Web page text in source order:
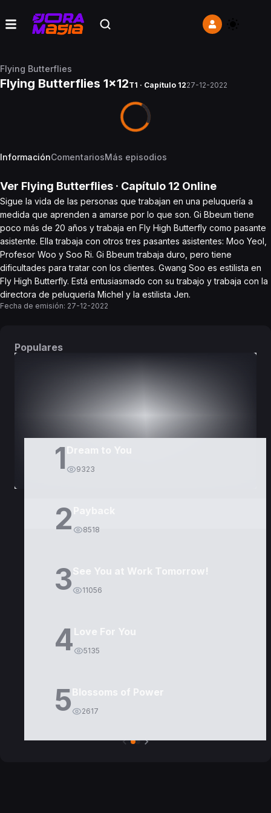
Flying Butterflies
Flying Butterflies 1x12T1 · Capítulo 1227-12-2022
InformaciónComentariosMás episodios
Ver Flying Butterflies · Capítulo 12 Online
Sigue la vida de las personas que trabajan en una peluquería a
medida que aprenden a amarse por lo que son. Gi Bbeum tiene
poco más de 20 años y trabaja en Fly High Butterfly como pasante
asistente. Ella trabaja con otros tres pasantes asistentes: Moo Yeol,
Profesor Woo y Soo Ri. Gi Bbeum trabaja duro, pero tiene
dificultades para tratar con los clientes. Gwang Soo es estilista en
Fly High Butterfly. Está entusiasmado con su trabajo y trabaja con la
directora de peluquería Michel y la estilista Jen.
Fecha de emisión: 27-12-2022
Populares
1 Dream to You
9323
2 8518
3See You at Work Tomorrow!
11056
4Love For You
5135
5Blossoms of Power
2617